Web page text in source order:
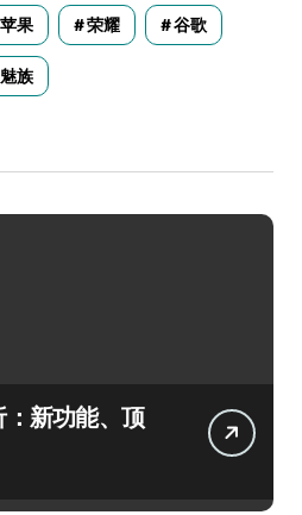
苹果 荣耀 谷歌
魅族
：新功能、顶